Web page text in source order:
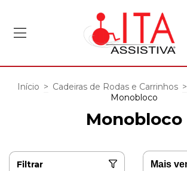
Início > Cadeiras de Rodas e Carrinhos >
Monobloco
Monobloco
Filtrar